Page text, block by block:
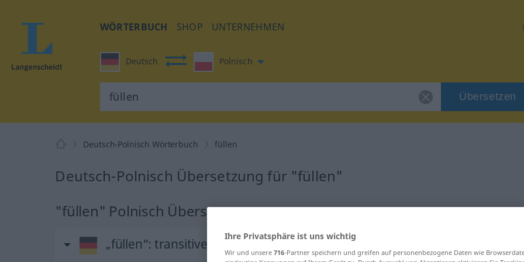
WÖRTERBUCH SHOP UNTERNEHMEN
Deutsch Polnisch
Übersetzen
Deutsch-Polnisch Wörterbuch füllen
Deutsch-Polnisch Übersetzung für "füllen"
"füllen" Polnisch Übersetzung
„füllen“: transitives VerbIhre Privatsphäre ist uns wichtig
Wir und unsere 716-Partner speichern und greifen auf personenbezogene Daten wie